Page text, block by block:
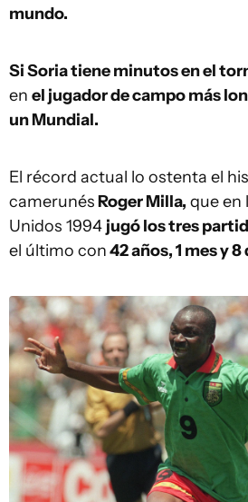
mundo.
Si Soria tiene minutos en el
en el jugador de campo más
un Mundial.
El récord actual lo ostenta el
camerunésRoger Milla, que en
Unidos 1994 jugó los tres
el último con42 años, 1 mes y 8